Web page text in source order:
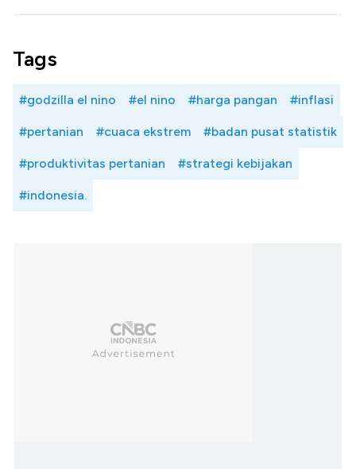
Tags
#godzilla el nino #el nino #harga pangan #inflasi
#pertanian #cuaca ekstrem #badan pusat statistik
#produktivitas pertanian #strategi kebijakan
#indonesia.